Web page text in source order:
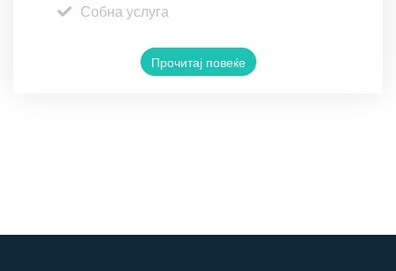
Собна услуга
Прочитај повеќе